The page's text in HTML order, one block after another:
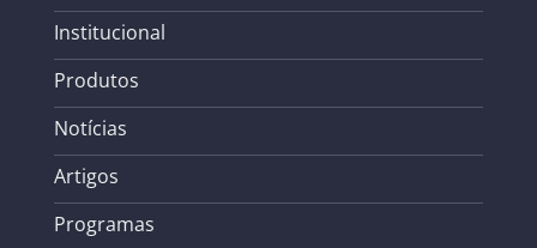
Institucional
Produtos
Notícias
Artigos
Programas